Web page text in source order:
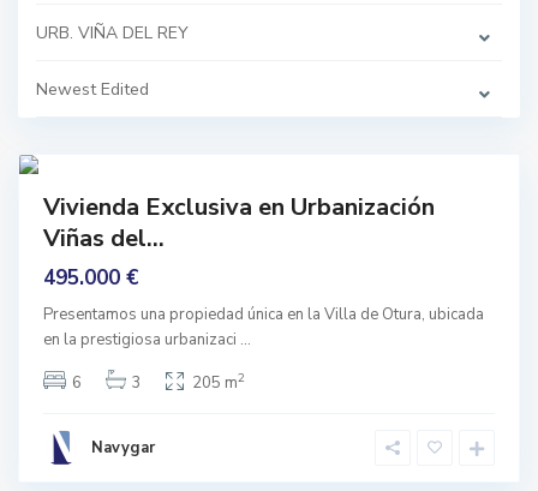
URB. VIÑA DEL REY
Newest Edited
R
E
O
u
Vivienda Exclusiva en Urbanización
Viñas del...
495.000 €
Presentamos una propiedad única en la Villa de Otura, ubicada
en la prestigiosa urbanizaci ...
6
3 205 m2
Navygar